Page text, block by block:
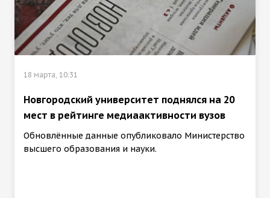
18 марта, 10:31
Новгородский университет поднялся на 20
мест в рейтинге медиаактивности вузов
Обновлённые данные опубликовало Министерство
высшего образования и науки.